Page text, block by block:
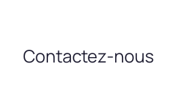
Contactez-nous